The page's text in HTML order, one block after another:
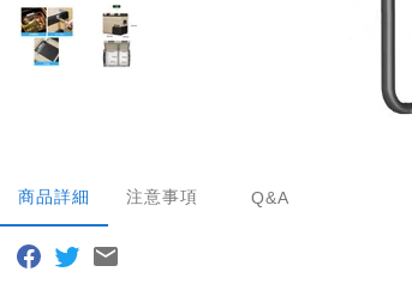
商品詳細 注意事項 Q&A